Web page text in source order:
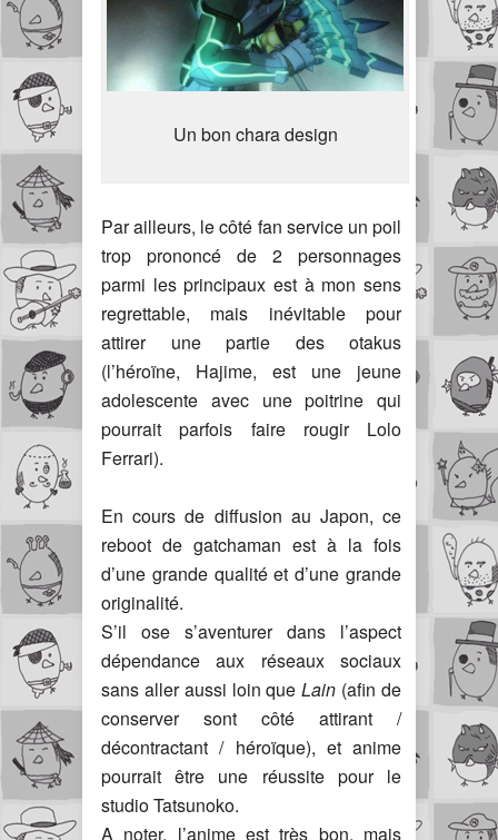
Un bon chara design
Par ailleurs, le côté fan service un poil
trop prononcé de 2 personnages
parmi les principaux est à mon sens
regrettable, mais inévitable pour
attirer une partie des otakus
(l’héroïne, Hajime, est une jeune
adolescente avec une poitrine qui
pourrait parfois faire rougir Lolo
Ferrari).
En cours de diffusion au Japon, ce
reboot de gatchaman est à la fois
d’une grande qualité et d’une grande
originalité.
S’il ose s’aventurer dans l’aspect
dépendance aux réseaux sociaux
sans aller aussi loin queLain (afin de
conserver sont côté attirant /
décontractant / héroïque), et anime
pourrait être une réussite pour le
studio Tatsunoko.
A noter, l’anime est très bon, mais